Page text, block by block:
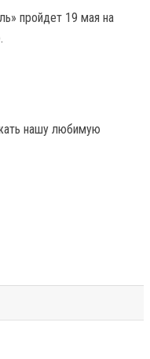
пройдет 19 мая на
нашу любимую